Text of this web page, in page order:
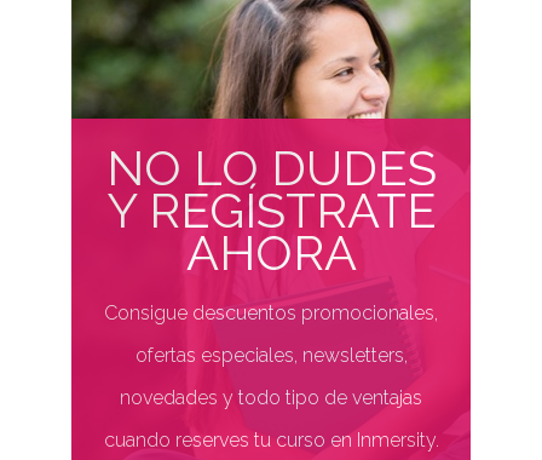
NO LO DUDES
Y REGÍSTRATE
AHORA
Consigue descuentos promocionales,
ofertas especiales, newsletters,
novedades y todo tipo de ventajas
cuando reserves tu curso en Inmersity.